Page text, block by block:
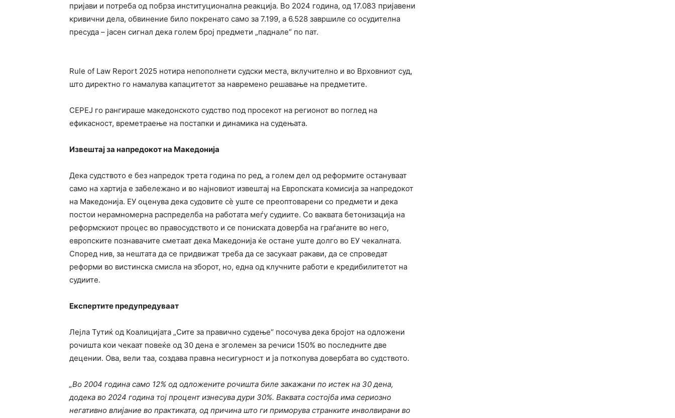
пријави и потреба од побрза институционална реакција. Во 2024 година, од 17.083 пријавени
кривични дела, обвинение било покренато само за 7.199, а 6.528 завршиле со осудителна
пресуда – јасен сигнал дека голем број предмети „паднале“ по пат.
Rule of Law Report 2025 нотира непополнети судски места, вклучително и во Врховниот суд,
што директно го намалува капацитетот за навремено решавање на предметите.
CEPEJ го рангираше македонското судство под просекот на регионот во поглед на
ефикасност, времетраење на постапки и динамика на судењата.
Извештај за напредокот на Македонија
Дека судството е без напредок трета година по ред, а голем дел од реформите остануваат
само на хартија е забележано и во најновиот извештај на Европската комисија за напредокот
на Македонија. ЕУ оценува дека судовите сè уште се преоптоварени со предмети и дека
постои нерамномерна распределба на работата меѓу судиите. Со ваквата бетонизација на
реформскиот процес во правосудството и се пониската доверба на граѓаните во него,
европските познавачите сметаат дека Македонија ќе остане уште долго во ЕУ чекалната.
Според нив, за нештата да се придвижат треба да се засукаат ракави, да се спроведат
реформи во вистинска смисла на зборот, но, една од клучните работи е кредибилитетот на
судиите.
Експертите предупредуваат
Лејла Тутиќ од Коалицијата „Сите за правично судење“ посочува дека бројот на одложени
рочишта кои чекаат повеќе од 30 дена е зголемен за речиси 150% во последните две
децении. Ова, вели таа, создава правна несигурност и ја поткопува довербата во судството.
„Во 2004 година само 12% од одложените рочишта биле закажани по истек на 30 дена,
додека во 2024 година тој процент изнесува дури 30%. Ваквата состојба има сериозно
негативно влијание во практиката, од причина што ги приморува странките инволвирани во